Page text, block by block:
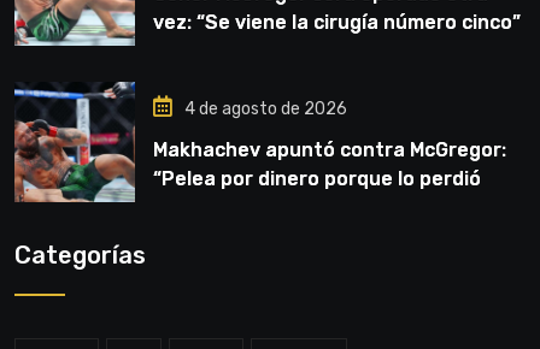
vez: “Se viene la cirugía número cinco”
4 de agosto de 2026
Makhachev apuntó contra McGregor:
“Pelea por dinero porque lo perdió
Categorías